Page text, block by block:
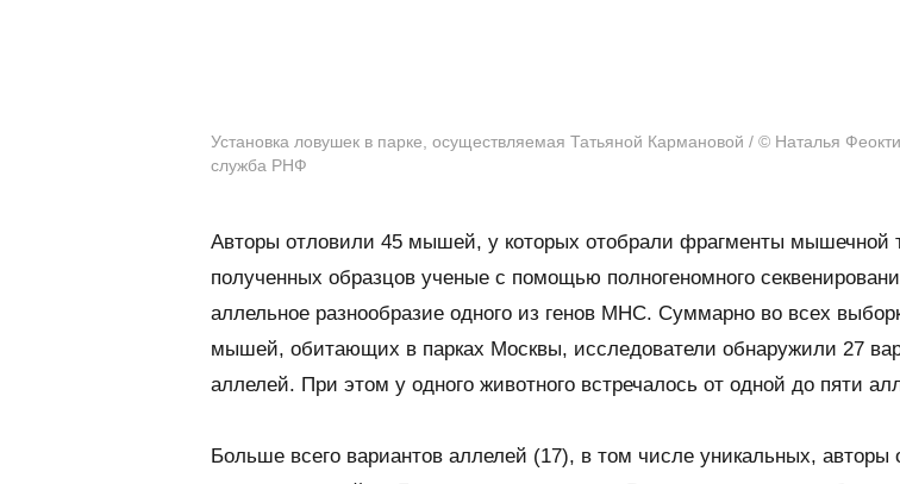
Установка ловушек в парке, осуществляемая Татьяной Кармановой / © Наталья
служба РНФ
Авторы отловили 45 мышей, у которых отобрали фрагменты мышечной
полученных образцов ученые с помощью полногеномного
аллельное разнообразие одного из генов МНС. Суммарно во всех
мышей, обитающих в парках Москвы, исследователи обнаружили 27
аллелей. При этом у одного животного встречалось от одной до пяти
Больше всего вариантов аллелей (17), в том числе уникальных, авторы